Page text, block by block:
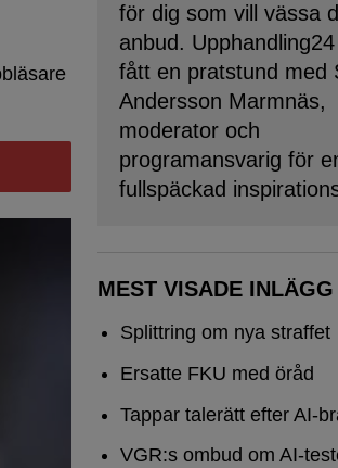
för dig som vill vässa
anbud.
fått en pratstund med
Andersson Marmnäs,
moderator och
programansvarig för
fullspäckad
MEST VISADE INLÄGG
Splittring om nya straffet
Ersatte FKU med öråd
Tappar talerätt efter AI-
VGR:s ombud om AI-